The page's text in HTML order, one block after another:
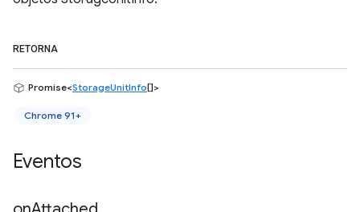
RETORNA
Promise<StorageUnitInfo[]>
Chrome 91+
Eventos